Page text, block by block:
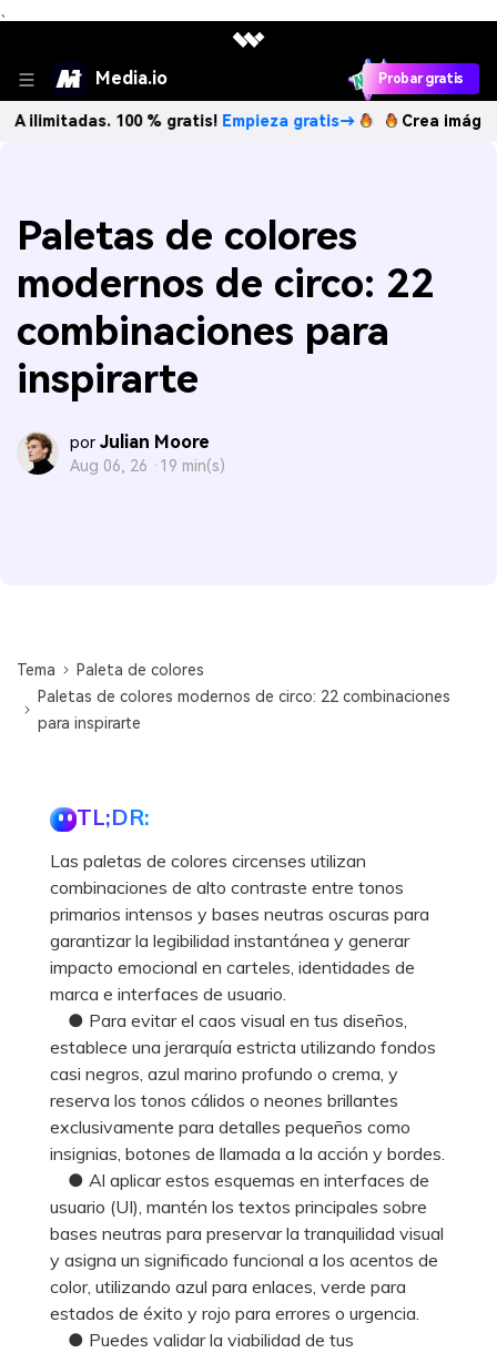
、
Media.io Probar gratis
100 % gratis! Empieza gratis→ Crea imágenes IA
Paletas de colores
modernos de circo: 22
combinaciones para
inspirarte
por Julian Moore
Aug 06, 26 · 19 min(s)
Tema
Paleta de colores
Paletas de colores modernos de circo: 22 combinaciones
para inspirarte
TL;DR:
Las paletas de colores circenses utilizan
combinaciones de alto contraste entre tonos
primarios intensos y bases neutras oscuras para
garantizar la legibilidad instantánea y generar
impacto emocional en carteles, identidades de
marca e interfaces de usuario.
● Para evitar el caos visual en tus diseños,
establece una jerarquía estricta utilizando fondos
casi negros, azul marino profundo o crema, y
reserva los tonos cálidos o neones brillantes
exclusivamente para detalles pequeños como
insignias, botones de llamada a la acción y bordes.
● Al aplicar estos esquemas en interfaces de
usuario (UI), mantén los textos principales sobre
bases neutras para preservar la tranquilidad visual
y asigna un significado funcional a los acentos de
color, utilizando azul para enlaces, verde para
estados de éxito y rojo para errores o urgencia.
● Puedes validar la viabilidad de tus